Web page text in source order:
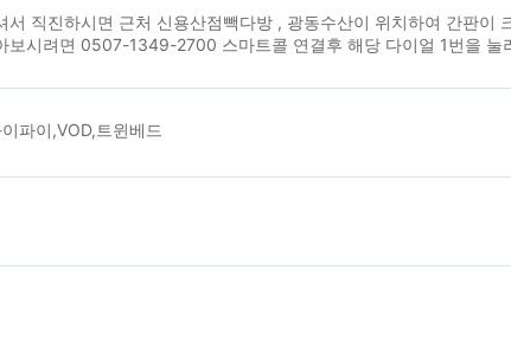
서 직진하시면 근처 신용산점빽다방 , 광동수산이 위치하여 간판이
보시려면 0507-1349-2700 스마트콜 연결후 해당 다이얼 1번을 눌
파이,VOD,트윈베드